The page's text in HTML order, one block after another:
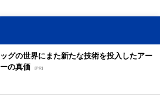
ッグの世界にまた新たな技術を投入したアー
の真価 [PR]